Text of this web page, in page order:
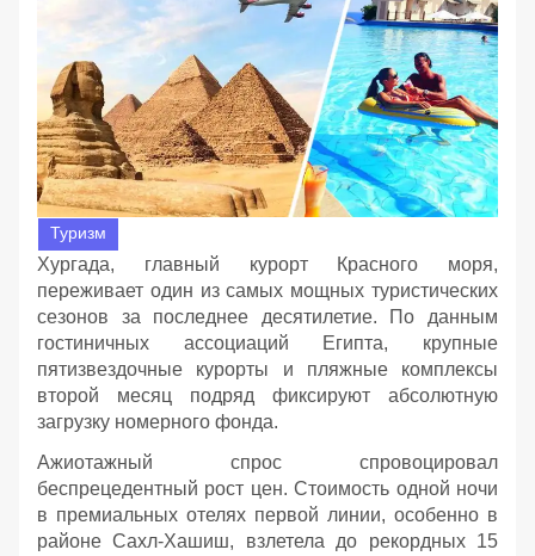
Туризм
Хургада, главный курорт Красного моря,
переживает один из самых мощных туристических
сезонов за последнее десятилетие. По данным
гостиничных ассоциаций Египта, крупные
пятизвездочные курорты и пляжные комплексы
второй месяц подряд фиксируют абсолютную
загрузку номерного фонда.
Ажиотажный спрос спровоцировал
беспрецедентный рост цен. Стоимость одной ночи
в премиальных отелях первой линии, особенно в
районе Сахл-Хашиш, взлетела до рекордных 15